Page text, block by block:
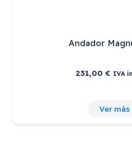
Andador
231,00€ IVA
Ver más